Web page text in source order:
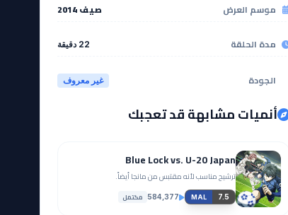
موسم العرض صيف 2014
مدة الحلقة 22 دقيقة
الجودة غير معروف
أنميات مشابهة قد تعجبك
Blue Lock vs. U-20 Japan
ترشيح مناسب لأنه مقتبس من مانجا أيضاً.
MAL 7.5
584,377 مكتمل